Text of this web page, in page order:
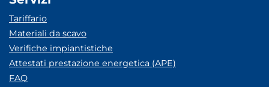
Tariffario
Materiali da scavo
Verifiche impiantistiche
Attestati prestazione energetica (APE)
FAQ